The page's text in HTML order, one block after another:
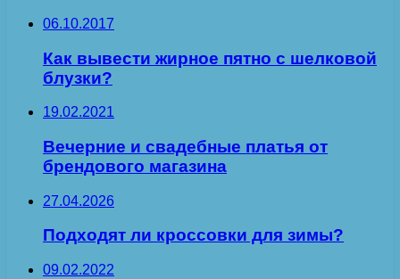
06.10.2017
Как вывести жирное пятно с шелковой
блузки?
19.02.2021
Вечерние и свадебные платья от
брендового магазина
27.04.2026
Подходят ли кроссовки для зимы?
09.02.2022